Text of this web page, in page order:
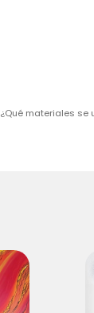
¿Qué materiales